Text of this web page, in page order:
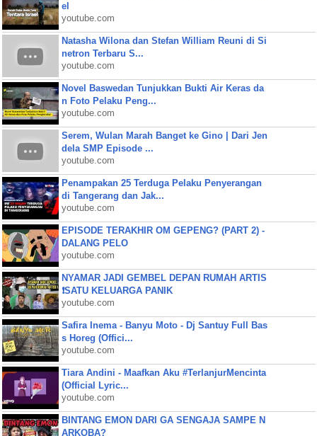
el
youtube.com
Natasha Wilona dan Stefan William Reuni di Si
netron Terbaru S...
youtube.com
Novel Baswedan Tunjukkan Bukti Air Keras da
n Foto Pelaku Peng...
youtube.com
Serem, Wulan Marah Banget ke Gino | Dari Jen
dela SMP Episode ...
youtube.com
Penampakan 25 Terduga Pelaku Penyerangan
di Tangerang dan Jak...
youtube.com
EPISODE TERAKHIR OM GEPENG? (PART 2) -
DALANG PELO
youtube.com
NYAMAR JADI GEMBEL DEPAN RUMAH ARTIS
❗SATU KELUARGA PANIK
youtube.com
Safira Inema - Banyu Moto - Dj Santuy Full Bas
s Horeg (Offici...
youtube.com
Tiara Andini - Maafkan Aku #TerlanjurMencinta
(Official Lyric...
youtube.com
BINTANG EMON DARI GA SENGAJA SAMPE N
ARKOBA?